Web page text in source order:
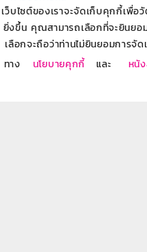
เว็บไซต์ของเราจะจัดเก็บคุกกี้เพื่
ยิ่งขึ้น คุณสามารถเลือกที่จะยินยอ
เลือกจะถือว่าท่านไม่ยินยอมการ
ทาง
นโยบายคุกกี้ และ
หนั
19
ผลิตภัณฑ์ธนาคารออมสิน
86
การวางแผนเกษียณ